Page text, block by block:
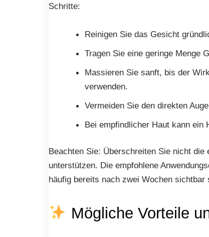
Schritte:
Reinigen Sie das Gesicht
Tragen Sie eine geringe Menge
Massieren Sie sanft, bis der
verwenden.
Vermeiden Sie den direkten
Bei empfindlicher Haut kann ein
Beachten Sie: Überschreiten Sie nicht
unterstützen. Die empfohlene
häufig bereits nach zwei Wochen
Mögliche Vorteile